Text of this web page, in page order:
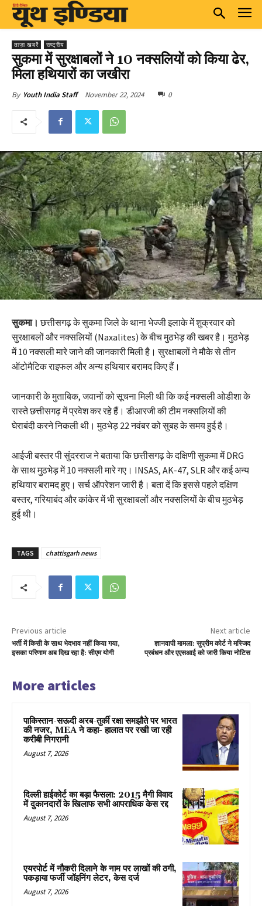
ताज़ा खबरें राष्ट्रीय
सुकमा में सुरक्षाबलों ने 10 नक्सलियों को किया ढेर,
मिला हथियारों का जखीरा
By Youth India Staff November 22, 2024 0
सुकमा। छत्तीसगढ़ के सुकमा जिले के थाना भेज्जी इलाके में शुक्रवार को
सुरक्षाबलों और नक्सलियों (Naxalites) के बीच मुठभेड़ की खबर है। मुठभेड़
में 10 नक्सली मारे जाने की जानकारी मिली है। सुरक्षाबलों ने मौके से तीन
ऑटोमैटिक राइफल और अन्य हथियार बरामद किए हैं।
जानकारी के मुताबिक, जवानों को सूचना मिली थी कि कई नक्सली ओडीशा के
रास्ते छत्तीसगढ़ में प्रवेश कर रहे हैं। डीआरजी की टीम नक्सलियों की
घेराबंदी करने निकली थी। मुठभेड़ 22 नवंबर को सुबह के समय हुई है।
आईजी बस्तर पी सुंदरराज ने बताया कि छत्तीसगढ़ के दक्षिणी सुकमा में DRG
के साथ मुठभेड़ में 10 नक्सली मारे गए। INSAS, AK-47, SLR और कई अन्य
हथियार बरामद हुए। सर्च ऑपरेशन जारी है। बता दें कि इससे पहले दक्षिण
बस्तर, गरियाबंद और कांकेर में भी सुरक्षाबलों और नक्सलियों के बीच मुठभेड़
हुई थी।
TAGS chattisgarh news
Previous article
भर्ती में किसी के साथ भेदभाव नहीं किया गया,
इसका परिणाम अब दिख रहा है: सीएम योगी
Next article
ज्ञानवापी मामला: सुप्रीम कोर्ट ने मस्जिद
प्रबंधन और एएसआई को जारी किया नोटिस
More articles
पाकिस्तान-सऊदी अरब-तुर्की रक्षा समझौते पर भारत
की नजर, MEA ने कहा- हालात पर रखी जा रही
करीबी निगरानी
August 7, 2026
दिल्ली हाईकोर्ट का बड़ा फैसला: 2015 मैगी विवाद
में दुकानदारों के खिलाफ सभी आपराधिक केस रद्द
August 7, 2026
एयरपोर्ट में नौकरी दिलाने के नाम पर लाखों की ठगी,
पकड़ाया फर्जी जॉइनिंग लेटर, केस दर्ज
August 7, 2026